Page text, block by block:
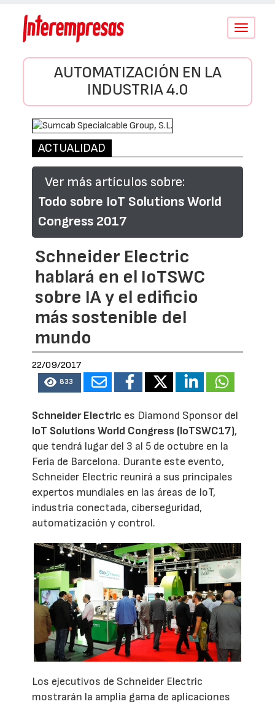
Conmutar
AUTOMATIZACIÓN EN LA
INDUSTRIA 4.0
ACTUALIDAD
Ver más artículos sobre:
Todo sobre IoT Solutions World
Congress 2017
Schneider Electric
hablará en el IoTSWC
sobre IA y el edificio
más sostenible del
mundo
22/09/2017
833
Schneider Electric es Diamond Sponsor del
IoT Solutions World Congress (IoTSWC17),
que tendrá lugar del 3 al 5 de octubre en la
Feria de Barcelona. Durante este evento,
Schneider Electric reunirá a sus principales
expertos mundiales en las áreas de IoT,
industria conectada, ciberseguridad,
automatización y control.
Los ejecutivos de Schneider Electric
mostrarán la amplia gama de aplicaciones